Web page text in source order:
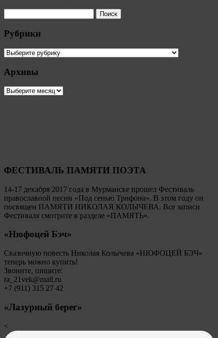
Рубрики
Рубрики
Архивы
Архивы
ФЕСТИВАЛЬ ПАМЯТИ ПОЭТА
14-17 декабря 2017 года в Мурманске прошел Фестиваль
православной песни «Под сенью Трифона». В этом году он
посвящен ПАМЯТИ НИКОЛАЯ КОЛЫЧЕВА. Все записи
Фестиваля смотрите в разделе «ПАМЯТЬ».
«Нюфоцей Бэч»
Сказочную повесть Николая Колычева «НЮФОЦЕЙ БЭЧ»
теперь можно купить!
Звоните, пишите:
ra_21vek@mail.ru
+7 (911) 315 27 42
«Лазурный берег»
<